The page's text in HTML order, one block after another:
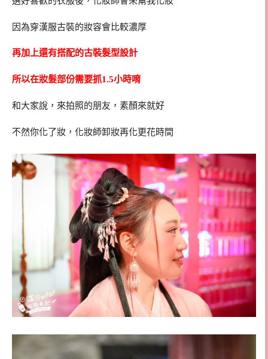
因為穿漢服古裝的妝容會比較濃厚
再加上還有搭配的古裝髮型設計
所以在妝髮部份需要抓1.5小時唷
和大家說，來拍照的朋友，素顏來就好
不然你化了妝，化妝師卸妝再化更花時間